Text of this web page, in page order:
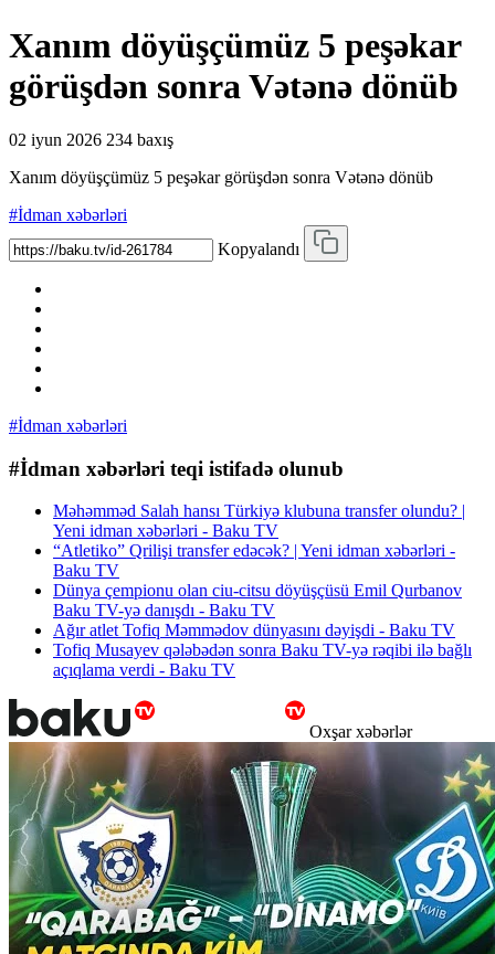
Xanım döyüşçümüz 5 peşəkar
görüşdən sonra Vətənə dönüb
02 iyun 2026 234 baxış
Xanım döyüşçümüz 5 peşəkar görüşdən sonra Vətənə dönüb
#İdman xəbərləri
Kopyalandı
#İdman xəbərləri
#İdman xəbərləri teqi istifadə olunub
Məhəmməd Salah hansı Türkiyə klubuna transfer olundu? |
Yeni idman xəbərləri - Baku TV
“Atletiko” Qrilişi transfer edəcək? | Yeni idman xəbərləri -
Baku TV
Dünya çempionu olan ciu-citsu döyüşçüsü Emil Qurbanov
Baku TV-yə danışdı - Baku TV
Ağır atlet Tofiq Məmmədov dünyasını dəyişdi - Baku TV
Tofiq Musayev qələbədən sonra Baku TV-yə rəqibi ilə bağlı
açıqlama verdi - Baku TV
Oxşar xəbərlər